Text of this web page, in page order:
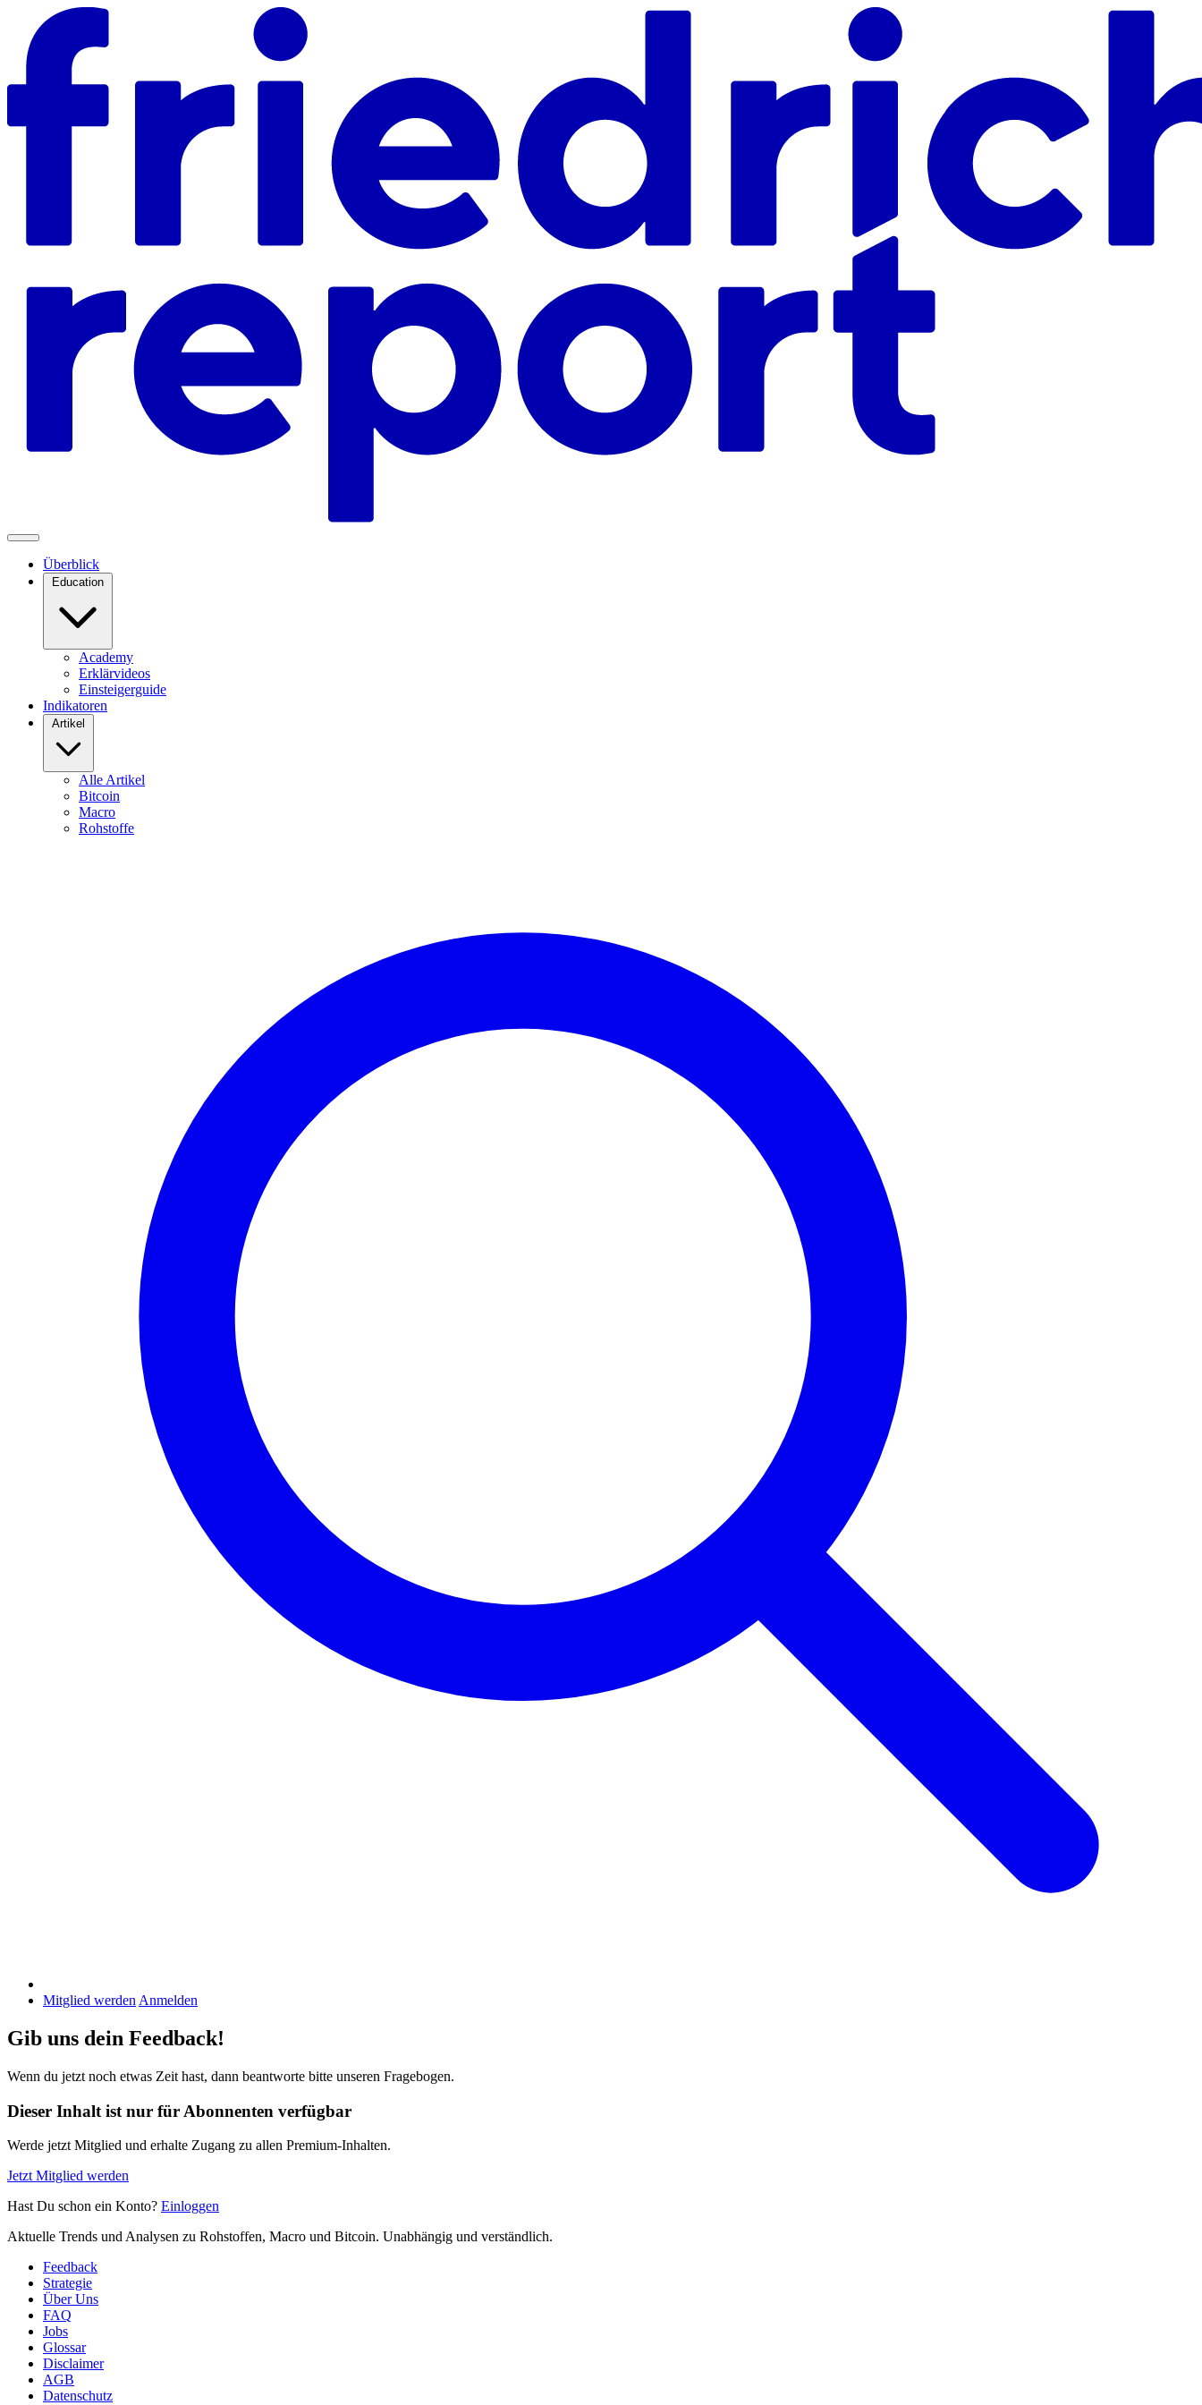
Überblick
Education
Academy
Erklärvideos
Einsteigerguide
Indikatoren
Artikel
Alle Artikel
Bitcoin
Macro
Rohstoffe
Mitglied werden Anmelden
Gib uns dein Feedback!
Wenn du jetzt noch etwas Zeit hast, dann beantworte bitte unseren Fragebogen.
Dieser Inhalt ist nur für Abonnenten verfügbar
Werde jetzt Mitglied und erhalte Zugang zu allen Premium-Inhalten.
Jetzt Mitglied werden
Hast Du schon ein Konto? Einloggen
Aktuelle Trends und Analysen zu Rohstoffen, Macro und Bitcoin. Unabhängig und verständlich.
Feedback
Strategie
Über Uns
FAQ
Jobs
Glossar
Disclaimer
AGB
Datenschutz